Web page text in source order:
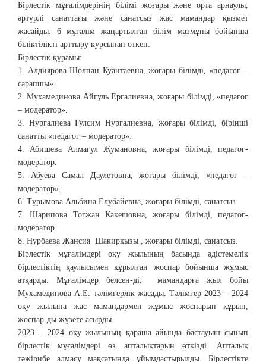
Бірлестік мұғалімдерінің білімі жоғары және орта арнаулы,
әртүрлі санаттағы және санатсыз жас мамандар қызмет
жасайды. 6 мұғалім жаңартылған білім мазмұны бойынша
біліктілікті арттыру курсынан өткен.
Бірлестік құрамы:
1. Алдиярова Шолпан Куантаевна, жоғары білімді, «педагог –
сарапшы».
2. Мухамединова Айгуль Ергалиевна, жоғары білімді, «педагог
– модератор».
3. Нургалиева Гулсим Нургалиевна, жоғары білімді, бірінші
санатты «педагог – модератор».
4. Абишева Алмагул Жумановна, жоғары білімді, педагог-
модератор.
5. Абуева Самал Даулетовна, жоғары білімді, «педагог –
модератор».
6. Тұрымова Альбина Елубайевна, жоғары білімді, санатсыз.
7. Шарипова Тогжан Какешовна, жоғары білімді, педагог-
модератор.
8. Нурбаева Жансия Шакирқызы , жоғары білімді, санатсыз.
Бірлестік мұғалімдері оқу жылының басында әдістемелік
бірлестіктің қаулысымен құрылған жоспар бойынша жұмыс
атқарды. Мұғалімдер белсен-ді. мамандарға жыл бойы
Мухамединова А.Е. тәлімгерлік жасады. Тәлімгер 2023 – 2024
оқу жылына жас мамандармен жұмыс жоспарын құрып,
жоспар-ды жүзеге асырды.
2023 – 2024 оқу жылының қараша айында бастауыш сынып
бірлестік мұғалімдері өз апталықтарын өткізді. Апталық
тәжірибе алмасу мақсатында ұйымдастырылды. Бірлестікте